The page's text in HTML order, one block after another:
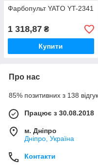
Фарбопульт YATO YT-2341
1 318,87 ₴
Купити
Про нас
85% позитивних з 138
Працює з 30.08.2018
м. Дніпро
Дніпро, Україна
Контакти